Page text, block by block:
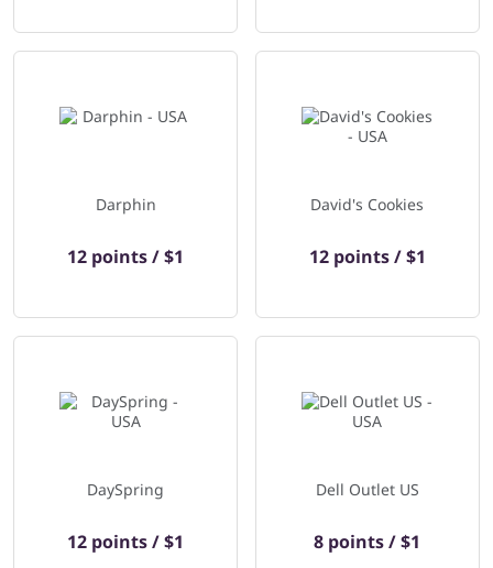
Darphin
12 points / $1
David's Cookies
12 points / $1
DaySpring
12 points / $1
Dell Outlet US
8 points / $1